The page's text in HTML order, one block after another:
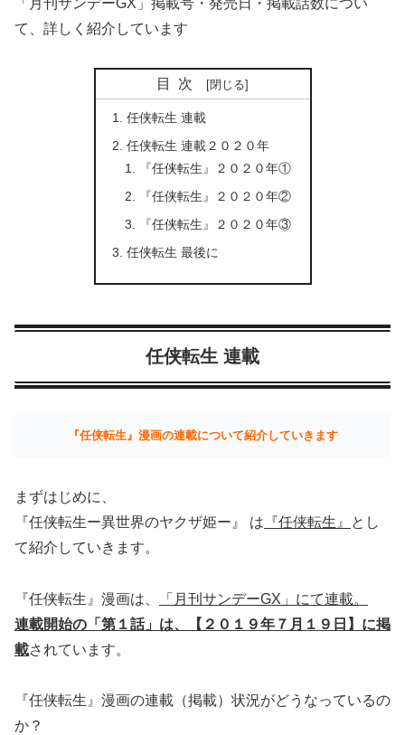
て、詳しく紹介しています
目次
任侠転生 連載
任侠転生 連載２０２０年
『任侠転生』２０２０年①
『任侠転生』２０２０年②
『任侠転生』２０２０年③
任侠転生 最後に
任侠転生 連載
『任侠転生』漫画の連載について紹介していきます
まずはじめに、
『任侠転生ー異世界のヤクザ姫ー』 は 『任侠転生』
とし
て紹介していきます。
『任侠転生』漫画は、
「月刊サンデーGX」にて連載。
連載開始の「第１話」は、【２０１９年７月１９日】に掲
載されています。
『任侠転生』漫画の連載（掲載）状況がどうなっているの
か？